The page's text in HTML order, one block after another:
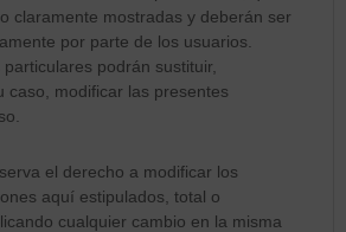
claramente mostradas y deberán ser
por parte de los usuarios.
podrán sustituir,
caso, modificar las presentes
el derecho a modificar los
aquí estipulados, total o
cualquier cambio en la misma